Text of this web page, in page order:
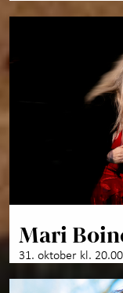
Mari
31. oktober kl. 20.00